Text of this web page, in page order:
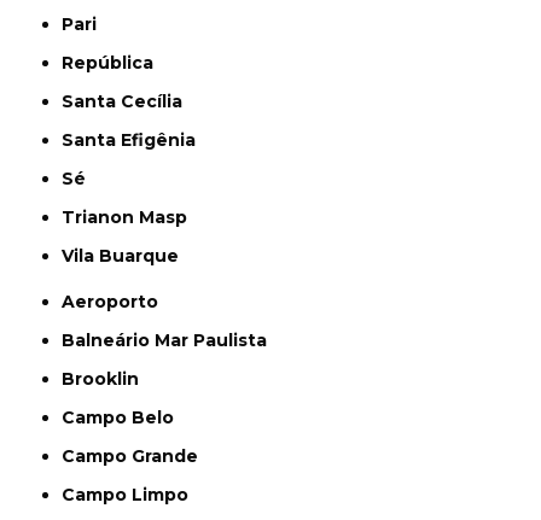
Pari
República
Santa Cecília
Santa Efigênia
Sé
Trianon Masp
Vila Buarque
Aeroporto
Balneário Mar Paulista
Brooklin
Campo Belo
Campo Grande
Campo Limpo